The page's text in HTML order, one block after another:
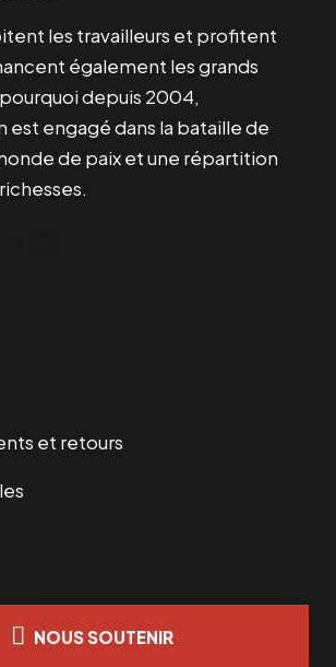
les travailleurs et profitent
également les grands
depuis 2004,
est engagé dans la bataille de
de paix et une répartition
et retours
NOUS SOUTENIR